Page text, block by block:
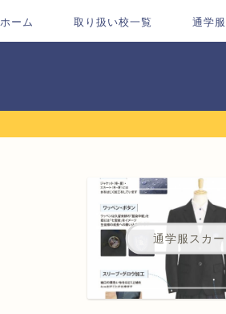
ホーム 取り扱い校一覧 通学
通学服スカー